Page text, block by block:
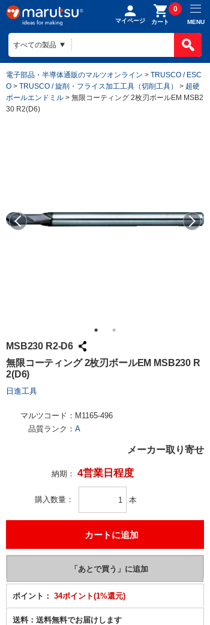
マイページ カート
0
MENU
電子部品・半導体通販のマルツオンライン > TRUSCO / ESC
O > TRUSCO / 旋削・フライス加工工具（切削工具） > 超硬
ボールエンドミル > 無限コーティング 2枚刃ボールEM MSB2
30 R2(D6)
MSB230 R2-D6
無限コーティング 2枚刃ボールEM MSB230 R
2(D6)
日進工具
マルツコード： M1165-496
品質ランク： A
メーカー取り寄せ
納期： 4営業日程度
購入数量 本
ポイント： 34ポイント(1%還元)
送料： 送料無料でお届けします